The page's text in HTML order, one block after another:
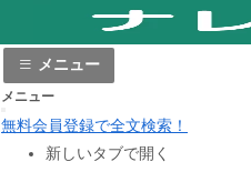
メニュー
メニュー
無料会員登録で全文検索！
新しいタブで開く